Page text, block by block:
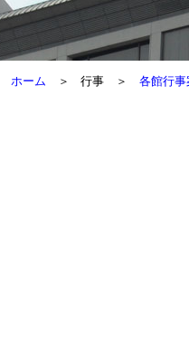
ホーム ＞ 行事 ＞ 各館行事